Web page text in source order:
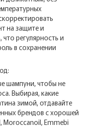
на защите и
регулярность и
в сохранении
шампуни, чтобы не
Выбирая, какие
зимой, отдавайте
брендов с хорошей
Moroccanoil, Emmebi